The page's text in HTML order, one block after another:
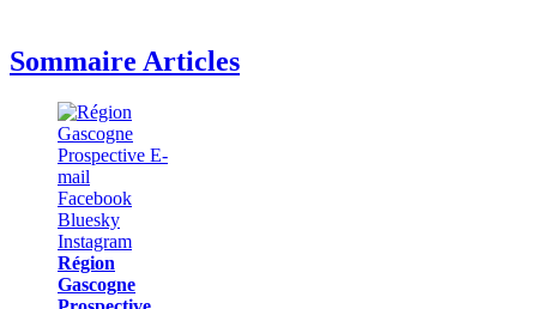
Sommaire Articles
Région
Gascogne